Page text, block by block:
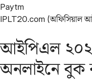
Paytm
IPLT20.com (অফিসিয়াল
আইপিএল
অনলাইনে বুক